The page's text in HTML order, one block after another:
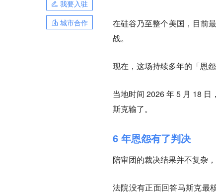
我要入驻
城市合作
在硅谷乃至整个美国，目前
战。
现在，这场持续多年的「恩
当地时间 2026 年 5 月 18 日
斯克输了。
6 年恩怨有了判决
陪审团的裁决结果并不复杂
法院没有正面回答马斯克最